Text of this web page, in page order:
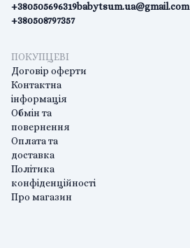
+380505696319
+380508797357
babytsum.ua@gmail.com
ПОКУПЦЕВІ
Договір оферти
Контактна
інформація
Обмін та
повернення
Оплата та
доставка
Політика
конфіденційності
Про магазин